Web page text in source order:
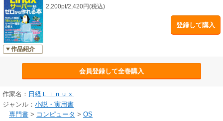
初めてのサーバー構築から、その後の運用まで、必須のバイブルとなるで
しょう。
◆やさしく解説「見てわかる」サーバー構築の基本
◆こんな使い方ができる！
・使い放題 オンラインストレージ
・自分専用 Webサーバー
・知り合い限定のSNS・・・ほか
遊び方 全８６パターン
◆小型のPCボード Raspberry Piでサーバーを組む
◆やっておきたい！セキュリティの基本設定
作品紹介
2,200pt/2,420円(税込)
登録して購入
会員登録して全巻購入
作家名： 日経Ｌｉｎｕｘ
ジャンル： 小説・実用書
専門書 > コンピュータ > OS